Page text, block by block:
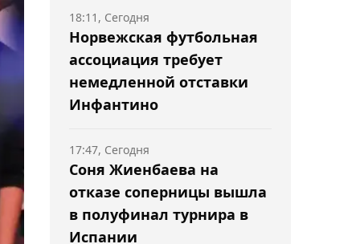
Норвежская футбольная
ассоциация требует
немедленной отставки
Инфантино
18:11, Сегодня
Соня Жиенбаева на
отказе соперницы вышла
в полуфинал турнира в
Испании
17:47, Сегодня